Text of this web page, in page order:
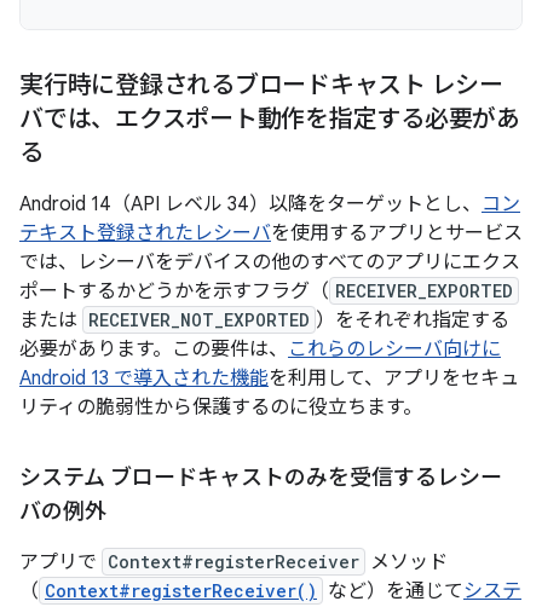
実行時に登録されるブロードキャスト レシー
バでは、エクスポート動作を指定する必要があ
る
Android 14（API レベル 34）以降をターゲットとし、 コン
テキスト登録されたレシーバを使用するアプリとサービス
では、レシーバをデバイスの他のすべてのアプリにエクス
ポートするかどうかを示すフラグ（ RECEIVER_EXPORTED
または RECEIVER_NOT_EXPORTED ）をそれぞれ指定する
必要があります。この要件は、 これらのレシーバ向けに
Android 13 で導入された機能を利用して、アプリをセキュ
リティの脆弱性から保護するのに役立ちます。
システム ブロードキャストのみを受信するレシー
バの例外
アプリで Context#registerReceiver メソッド
（ Context#registerReceiver() など）を通じて システ